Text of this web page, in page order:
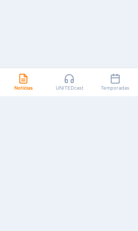
Notícias UNITEDcast Temporadas